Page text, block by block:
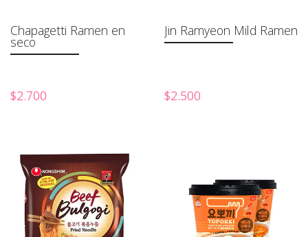
Chapagetti Ramen en
seco
$2.700
Jin Ramyeon Mild Ramen
$2.500